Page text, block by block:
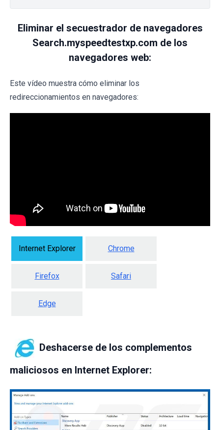
Eliminar el secuestrador de navegadores
Search.myspeedtestxp.com de los
navegadores web:
Este vídeo muestra cómo eliminar los
redireccionamientos en navegadores:
Internet Explorer Chrome
Firefox Safari
Edge
Deshacerse de los complementos
maliciosos en Internet Explorer: